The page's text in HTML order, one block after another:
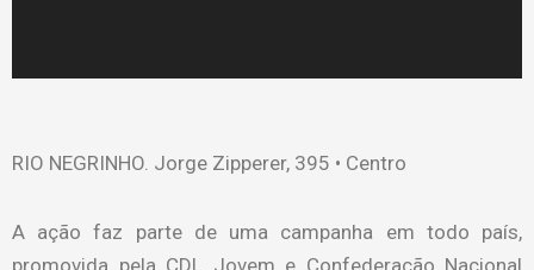
RIO NEGRINHO. Jorge Zipperer, 395 • Centro
A ação faz parte de uma campanha em todo país,